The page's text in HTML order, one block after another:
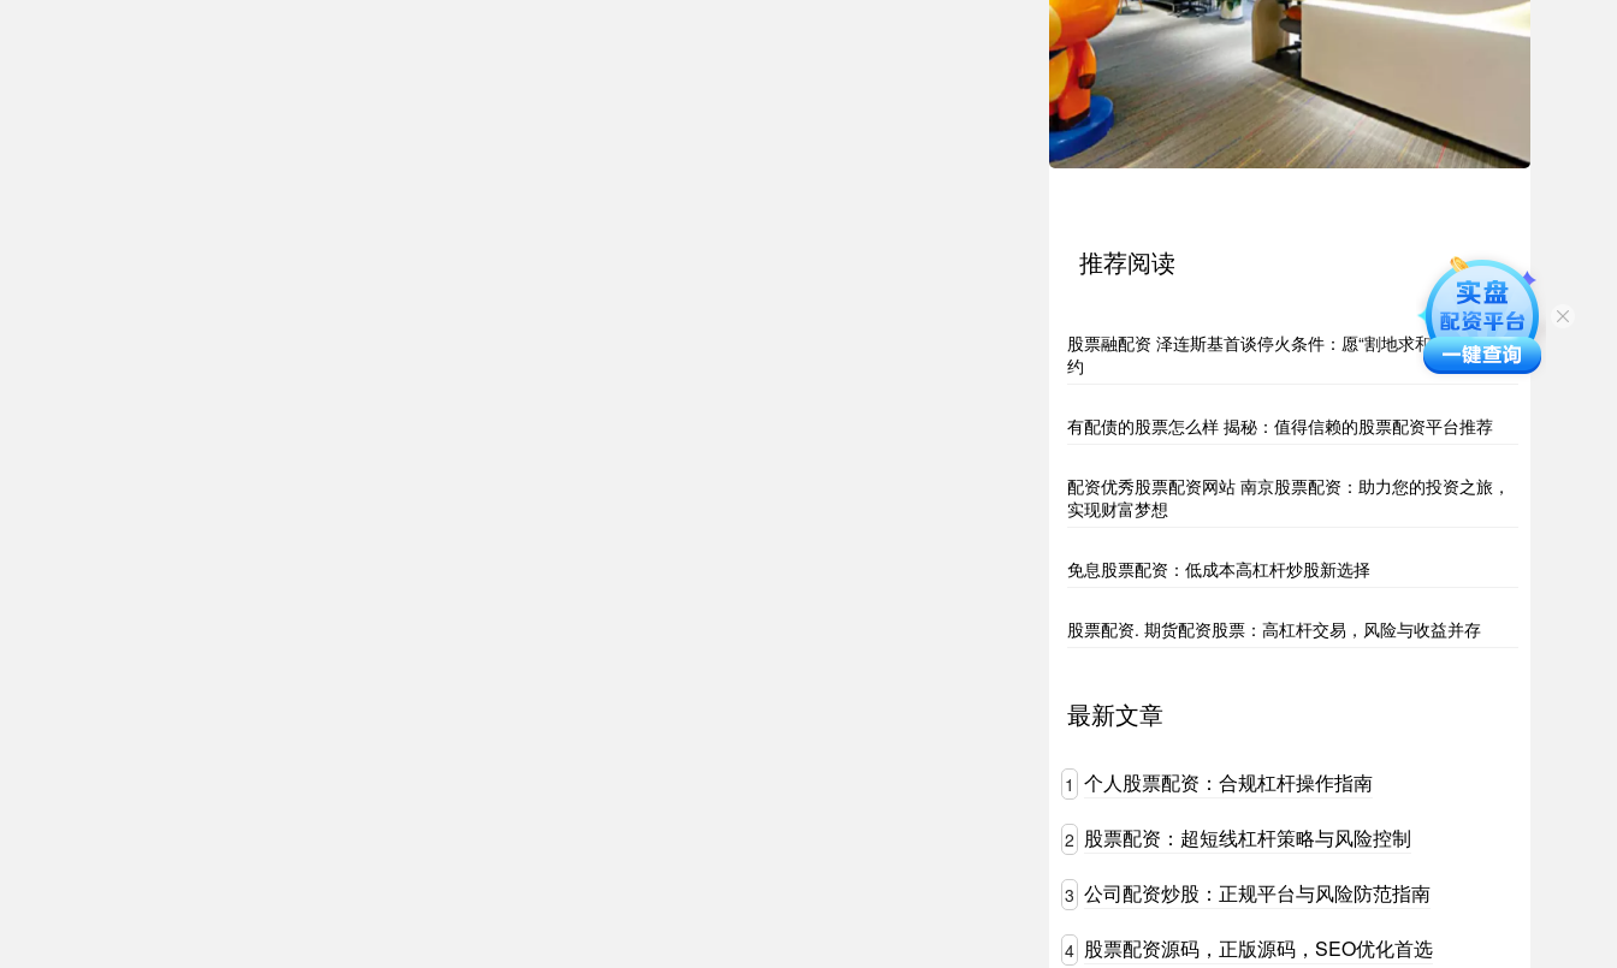
推荐阅读
股票融配资 泽连斯基首谈停火条件：愿“割地求和”换加入北
约
有配债的股票怎么样 揭秘：值得信赖的股票配资平台推荐
配资优秀股票配资网站 南京股票配资：助力您的投资之旅，
实现财富梦想
免息股票配资：低成本高杠杆炒股新选择
股票配资. 期货配资股票：高杠杆交易，风险与收益并存
最新文章
1 个人股票配资：合规杠杆操作指南
2 股票配资：超短线杠杆策略与风险控制
3 公司配资炒股：正规平台与风险防范指南
4 股票配资源码，正版源码，SEO优化首选